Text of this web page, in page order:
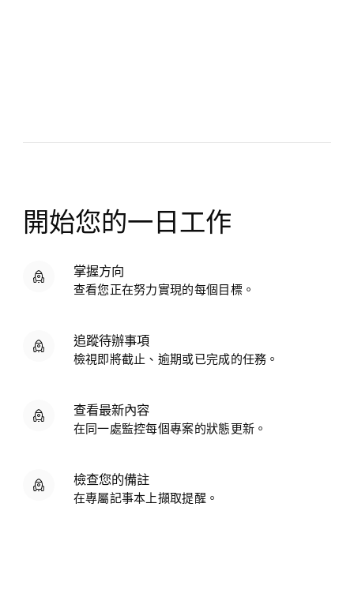
開始您的一日工作
掌握方向
查看您正在努力實現的每個目標。
追蹤待辦事項
檢視即將截止、逾期或已完成的任務。
查看最新內容
在同一處監控每個專案的狀態更新。
檢查您的備註
在專屬記事本上擷取提醒。